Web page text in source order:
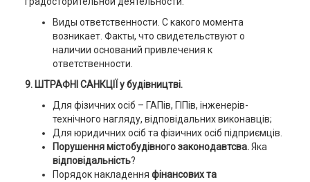
Виды ответственности. С какого момента
возникает. Факты, что свидетельствуют о
наличии оснований привлечения к
ответственности.
9. ШТРАФНІ САНКЦІЇ у будівництві.
Для фізичних осіб – ГАПів, ГІПів, інженерів-
технічного нагляду, відповідальних виконавців;
Для юридичних осіб та фізичних осіб підприємців.
Порушення містобудівного законодавтсва.Яка
відповідальність?
Порядок накладення фінансових та